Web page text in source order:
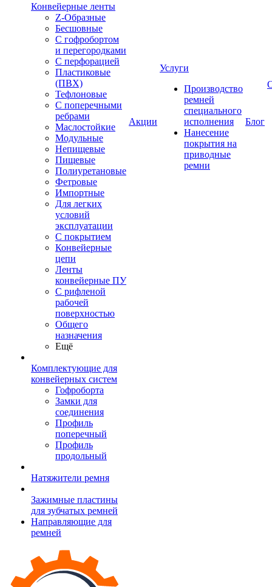
Конвейерные ленты
Z-Образные
Бесшовные
С гофробортом
и перегородками
С перфорацией
Пластиковые
(ПВХ)
Тефлоновые
С поперечными
ребрами
Маслостойкие
Модульные
Непищевые
Пищевые
Полиуретановые
Фетровые
Импортные
Для легких
условий
эксплуатации
С покрытием
Конвейерные
цепи
Ленты
конвейерные ПУ
С рифленой
рабочей
поверхностью
Общего
назначения
Ещё
Комплектующие для
конвейерных систем
Гофроборта
Замки для
соединения
Профиль
поперечный
Профиль
продольный
Натяжители ремня
Зажимные пластины
для зубчатых ремней
Направляющие для
ремней
Акции
Услуги
Производство
ремней
специального
исполнения
Нанесение
покрытия на
приводные
ремни
Блог